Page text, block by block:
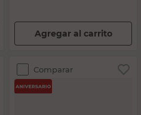
Agregar al carrito
Comparar